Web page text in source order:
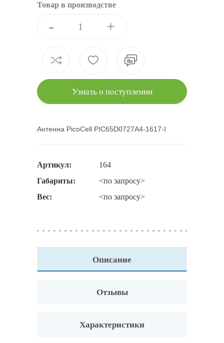
Товар в производстве
- +
Узнать о поступлении
Антенна PicoCell PIC65D0727A4-1617-I
Артикул:
164
Габариты:
<по запросу>
Вес:
<по запросу>
Описание
Отзывы
Характеристики